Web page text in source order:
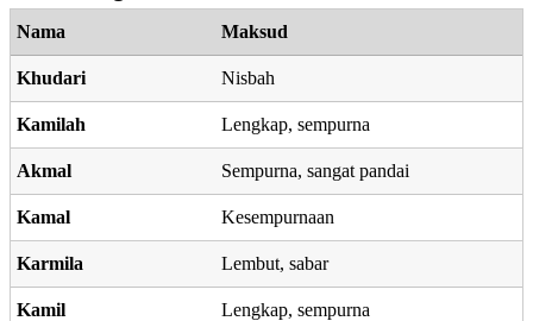
Nama Maksud
Khudari Nisbah
Kamilah Lengkap, sempurna
Akmal Sempurna, sangat pandai
Kamal Kesempurnaan
Karmila Lembut, sabar
Kamil Lengkap, sempurna